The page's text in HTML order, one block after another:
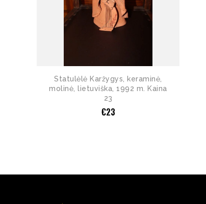
Statulėlė Karžygys, keraminė,
molinė, lietuviška, 1992 m. Kaina
23
€23